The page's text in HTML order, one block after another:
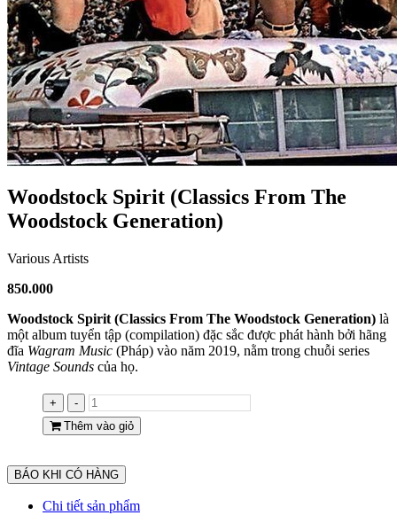
Woodstock Spirit (Classics From The
Woodstock Generation)
Various Artists
850.000
Woodstock Spirit (Classics From The Woodstock Generation) là
một album tuyển tập (compilation) đặc sắc được phát hành bởi hãng
đĩa Wagram Music (Pháp) vào năm 2019, nằm trong chuỗi series
Vintage Sounds của họ.
+
-
Thêm vào giỏ
BÁO KHI CÓ HÀNG
Chi tiết sản phẩm